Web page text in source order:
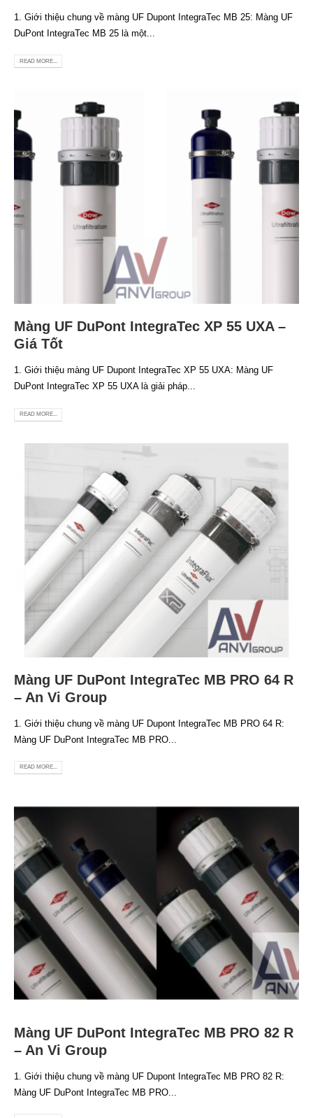
1. Giới thiệu chung về màng UF Dupont IntegraTec MB 25: Màng UF
DuPont IntegraTec MB 25 là một...
READ MORE...
Màng UF DuPont IntegraTec XP 55 UXA –
Giá Tốt
1. Giới thiệu màng UF Dupont IntegraTec XP 55 UXA: Màng UF
DuPont IntegraTec XP 55 UXA là giải pháp...
READ MORE...
Màng UF DuPont IntegraTec MB PRO 64 R
– An Vi Group
1. Giới thiệu chung về màng UF Dupont IntegraTec MB PRO 64 R:
Màng UF DuPont IntegraTec MB PRO...
READ MORE...
Màng UF DuPont IntegraTec MB PRO 82 R
– An Vi Group
1. Giới thiệu chung về màng UF Dupont IntegraTec MB PRO 82 R:
Màng UF DuPont IntegraTec MB PRO...